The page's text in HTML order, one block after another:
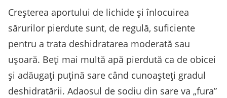
Creşterea aportului de lichide şi înlocuirea
sărurilor pierdute sunt, de regulă, suficiente
pentru a trata deshidratarea moderată sau
uşoară. Beţi mai multă apă pierdută ca de obicei
şi adăugaţi puţină sare când cunoaşteţi gradul
deshidratării. Adaosul de sodiu din sare va „fura”